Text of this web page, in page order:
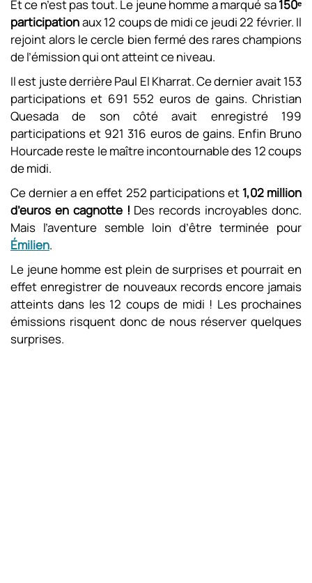
Et ce n’est pas tout. Le jeune homme a marqué sa150ᵉ
participationaux 12 coups de midi ce jeudi 22 février. Il
rejoint alors le cercle bien fermé des rares champions
de l’émission qui ont atteint ce niveau.
Il est juste derrière Paul El Kharrat. Ce dernier avait 153
participations et 691 552 euros de gains. Christian
Quesada de son côté avait enregistré 199
participations et 921 316 euros de gains. Enfin Bruno
Hourcade reste le maître incontournable des 12 coups
de midi.
Ce dernier a en effet 252 participations et 1,02 million
d’euros en cagnotte ! Des records incroyables donc.
Mais l’aventure semble loin d’être terminée pour
Émilien.
Le jeune homme est plein de surprises et pourrait en
effet enregistrer de nouveaux records encore jamais
atteints dans les 12 coups de midi ! Les prochaines
émissions risquent donc de nous réserver quelques
surprises.